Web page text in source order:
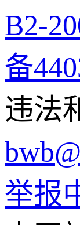
B2-
备
违法
举报